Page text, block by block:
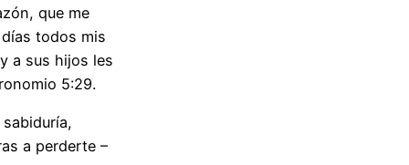
que me
todos mis
a sus hijos les
5:29.
a perderte –